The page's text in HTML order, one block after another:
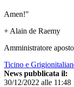
Amen!"
+ Alain de Raemy
Amministratore
Ticino e
News pubblicata il:
30/12/2022 alle 11:48